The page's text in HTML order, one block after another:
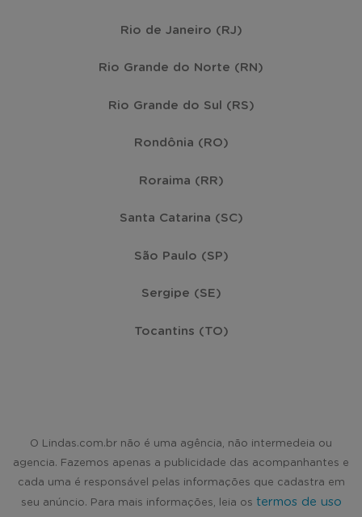
Rio de Janeiro (RJ)
Rio Grande do Norte (RN)
Rio Grande do Sul (RS)
Rondônia (RO)
Roraima (RR)
Santa Catarina (SC)
São Paulo (SP)
Sergipe (SE)
Tocantins (TO)
O Lindas.com.br não é uma agência, não intermedeia ou
agencia. Fazemos apenas a publicidade das acompanhantes e
cada uma é responsável pelas informações que cadastra em
seu anúncio. Para mais informações, leia os termos de uso